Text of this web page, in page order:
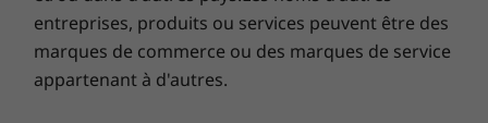
*WWAN doit être configuré au moment de l’achat et nécessite
un service de réseau.
Grande sécurité
3 cellules 50 Wh Stylet ThinkPad Pro
Stylet ThinkPad dans le garage
Guide de démarrage rapide
entreprises, produits ou services peuvent être des
marques de commerce ou des marques de service
appartenant à d'autres.